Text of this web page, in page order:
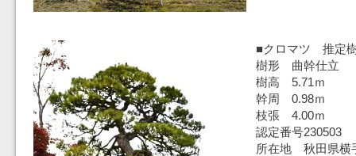
■クロマツ 推定
樹形 曲幹仕立
樹高 5.71ｍ
幹周 0.98ｍ
枝張 4.00ｍ
認定番号230503
所在地 秋田県横